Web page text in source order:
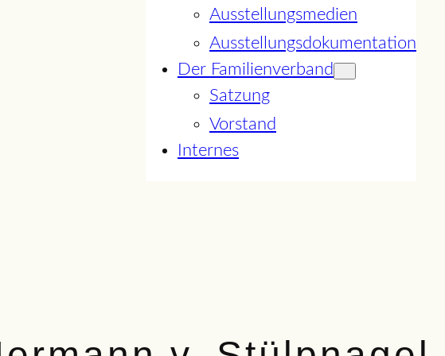
Ausstellungsmedien
Ausstellungsdokumentation
Der Familienverband
Satzung
Vorstand
Internes